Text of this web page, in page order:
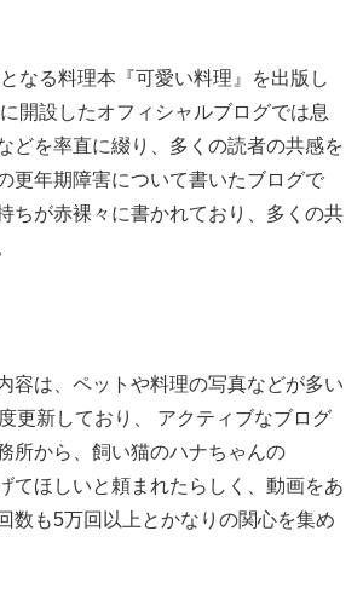
なる料理本『可愛い料理』を出版し
開設したオフィシャルブログでは息
どを率直に綴り、多くの読者の共感を
更年期障害について書いたブログで
ちが赤裸々に書かれており、多くの共
容は、ペットや料理の写真などが多い
更新しており、 アクティブなブログ
所から、飼い猫のハナちゃんの
てほしいと頼まれたらしく、動画をあ
数も5万回以上とかなりの関心を集め